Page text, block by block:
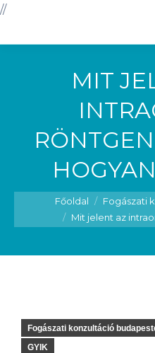
//
MIT
You are here:
Főoldal
Fogászati
Mit jelent az
Fogászati konzultáció
GYIK